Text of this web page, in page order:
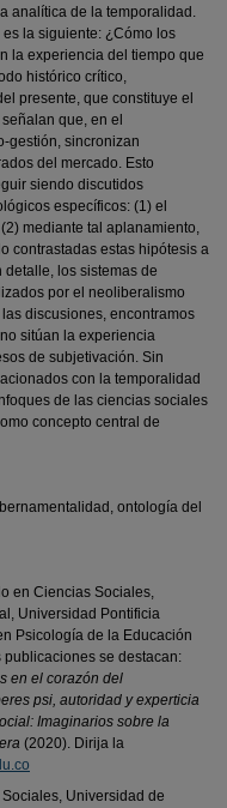
analítica de la temporalidad.
la siguiente: ¿Cómo los
la experiencia del tiempo que
histórico crítico,
presente, que constituye el
que, en el
gestión, sincronizan
del mercado. Esto
siendo discutidos
específicos: (1) el
mediante tal aplanamiento,
contrastadas estas hipótesis a
los sistemas de
por el neoliberalismo
discusiones, encontramos
sitúan la experiencia
de subjetivación. Sin
con la temporalidad
de las ciencias sociales
concepto central de
ontología del
en Ciencias Sociales,
Universidad Pontificia
Psicología de la Educación
se destacan:
en el corazón del
psi, autoridad y experticia
Imaginarios sobre la
(2020). Dirija la
Universidad de